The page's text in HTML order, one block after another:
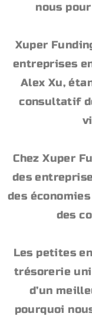
nous
Xuper
entreprises
Alex Xu,
consultatif
Chez Xuper
des
des
des
Les petites
trésorerie
d’un
pourquoi